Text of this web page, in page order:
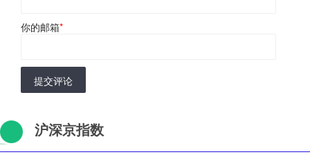
你的邮箱*
提交评论
沪深京指数